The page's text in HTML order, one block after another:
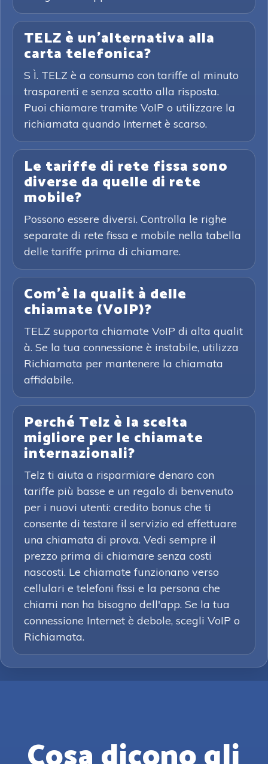
TELZ è un'alternativa alla
carta telefonica?
S Ì. TELZ è a consumo con tariffe al minuto
trasparenti e senza scatto alla risposta.
Puoi chiamare tramite VoIP o utilizzare la
richiamata quando Internet è scarso.
Le tariffe di rete fissa sono
diverse da quelle di rete
mobile?
Possono essere diversi. Controlla le righe
separate di rete fissa e mobile nella tabella
delle tariffe prima di chiamare.
Com'è la qualit à delle
chiamate (VoIP)?
TELZ supporta chiamate VoIP di alta qualit
à. Se la tua connessione è instabile, utilizza
Richiamata per mantenere la chiamata
affidabile.
Perché Telz è la scelta
migliore per le chiamate
internazionali?
Telz ti aiuta a risparmiare denaro con
tariffe più basse e un regalo di benvenuto
per i nuovi utenti: credito bonus che ti
consente di testare il servizio ed effettuare
una chiamata di prova. Vedi sempre il
prezzo prima di chiamare senza costi
nascosti. Le chiamate funzionano verso
cellulari e telefoni fissi e la persona che
chiami non ha bisogno dell'app. Se la tua
connessione Internet è debole, scegli VoIP o
Richiamata.